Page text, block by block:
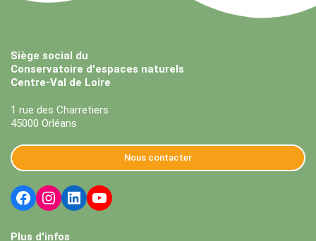
Siège social du
Conservatoire d'espaces naturels
Centre-Val de Loire
1 rue des Charretiers
45000 Orléans
Nous contacter
Plus d'infos